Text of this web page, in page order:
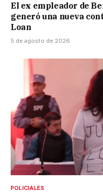
El ex empleador de
generó una nueva
Loan
5 de agosto de 2026
POLICIALES